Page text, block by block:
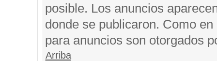
posible. Los anuncios
donde se publicaron. Como
para anuncios son otorgados
Arriba